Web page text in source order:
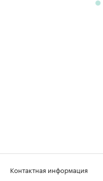
Контактная информация